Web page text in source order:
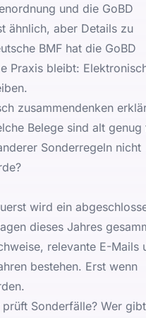
und die GoBD
ähnlich, aber Details zu
BMF hat die GoBD
Praxis bleibt:
zusammendenken
Belege sind alt genug
Sonderregeln nicht
wird ein
dieses Jahres
relevante E-Mails
bestehen. Erst wenn
Sonderfälle? Wer gibt